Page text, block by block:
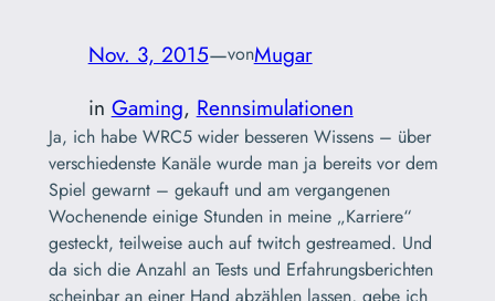
Nov. 3, 2015—vonMugar
in Gaming, Rennsimulationen
Ja, ich habe WRC5 wider besseren Wissens – über
verschiedenste Kanäle wurde man ja bereits vor dem
Spiel gewarnt – gekauft und am vergangenen
Wochenende einige Stunden in meine „Karriere“
gesteckt, teilweise auch auf twitch gestreamed. Und
da sich die Anzahl an Tests und Erfahrungsberichten